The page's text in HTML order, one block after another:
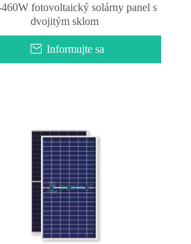
fotovoltaický solárny panel s
dvojitým sklom
Informujte sa